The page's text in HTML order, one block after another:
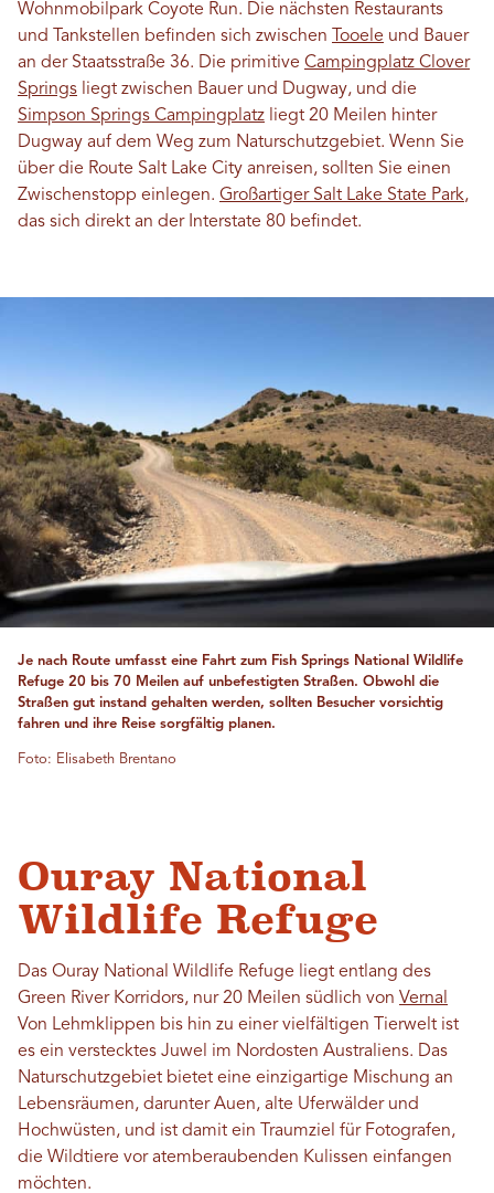
Wohnmobilpark Coyote Run. Die nächsten Restaurants
und Tankstellen befinden sich zwischen
Tooele und Bauer
an der Staatsstraße 36. Die primitive Campingplatz Clover
Springs liegt zwischen Bauer und Dugway, und die
Simpson Springs Campingplatz liegt 20 Meilen hinter
Dugway auf dem Weg zum Naturschutzgebiet. Wenn Sie
über die Route Salt Lake City anreisen, sollten Sie einen
Zwischenstopp einlegen. Großartiger Salt Lake State Park,
das sich direkt an der Interstate 80 befindet.
Je nach Route umfasst eine Fahrt zum Fish Springs National Wildlife
Refuge 20 bis 70 Meilen auf unbefestigten Straßen. Obwohl die
Straßen gut instand gehalten werden, sollten Besucher vorsichtig
fahren und ihre Reise sorgfältig planen.
Foto: Elisabeth Brentano
Ouray National
Wildlife Refuge
Das Ouray National Wildlife Refuge liegt entlang des
Green River Korridors, nur 20 Meilen südlich von Vernal
Von Lehmklippen bis hin zu einer vielfältigen Tierwelt ist
es ein verstecktes Juwel im Nordosten Australiens. Das
Naturschutzgebiet bietet eine einzigartige Mischung an
Lebensräumen, darunter Auen, alte Uferwälder und
Hochwüsten, und ist damit ein Traumziel für Fotografen,
die Wildtiere vor atemberaubenden Kulissen einfangen
möchten.